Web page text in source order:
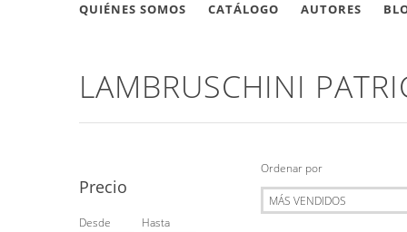
QUIÉNES SOMOS CATÁLOGO AUTORES
LAMBRUSCHINI
Precio
Desde Hasta
Ordenar por